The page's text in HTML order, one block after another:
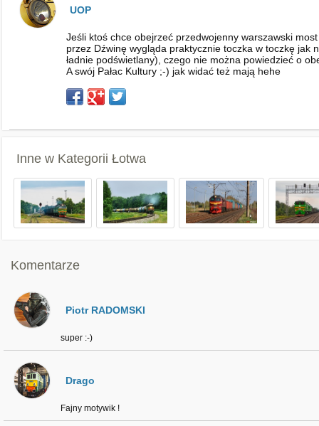
UOP
Jeśli ktoś chce obejrzeć przedwojenny warszawski
przez Dźwinę wygląda praktycznie toczka w toczkę jak
ładnie podświetlany), czego nie można powiedzieć o
A swój Pałac Kultury ;-) jak widać też mają hehe
Inne w Kategorii Łotwa
Komentarze
Piotr RADOMSKI
super :-)
Drago
Fajny motywik !